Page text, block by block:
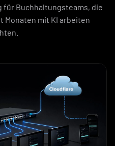
Buchhaltungsteams, die
Monaten mit KI arbeiten